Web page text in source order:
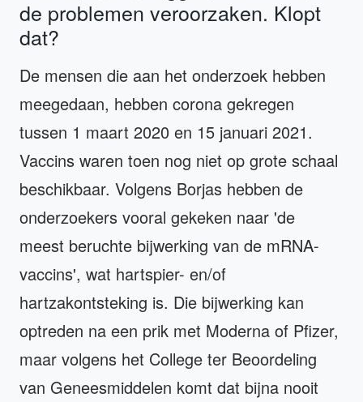
de problemen veroorzaken. Klopt
dat?
De mensen die aan het onderzoek hebben
meegedaan, hebben corona gekregen
tussen 1 maart 2020 en 15 januari 2021.
Vaccins waren toen nog niet op grote schaal
beschikbaar. Volgens Borjas hebben de
onderzoekers vooral gekeken naar 'de
meest beruchte bijwerking van de mRNA-
vaccins', wat hartspier- en/of
hartzakontsteking is. Die bijwerking kan
optreden na een prik met Moderna of Pfizer,
maar volgens het College ter Beoordeling
van Geneesmiddelen komt dat bijna nooit